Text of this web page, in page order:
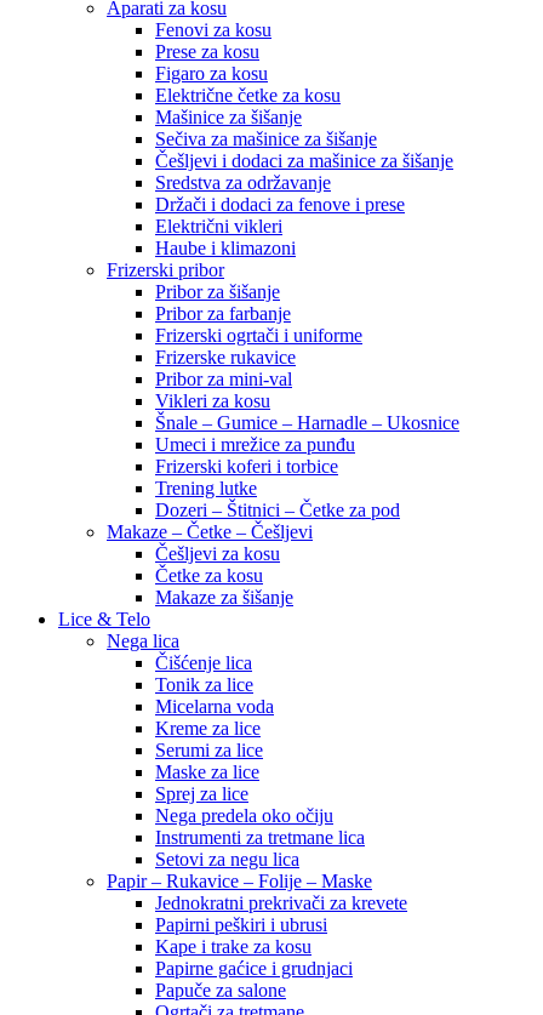
Aparati za kosu
Fenovi za kosu
Prese za kosu
Figaro za kosu
Električne četke za kosu
Mašinice za šišanje
Sečiva za mašinice za šišanje
Češljevi i dodaci za mašinice za šišanje
Sredstva za održavanje
Držači i dodaci za fenove i prese
Električni vikleri
Haube i klimazoni
Frizerski pribor
Pribor za šišanje
Pribor za farbanje
Frizerski ogrtači i uniforme
Frizerske rukavice
Pribor za mini-val
Vikleri za kosu
Šnale – Gumice – Harnadle – Ukosnice
Umeci i mrežice za punđu
Frizerski koferi i torbice
Trening lutke
Dozeri – Štitnici – Četke za pod
Makaze – Četke – Češljevi
Češljevi za kosu
Četke za kosu
Makaze za šišanje
Lice & Telo
Nega lica
Čišćenje lica
Tonik za lice
Micelarna voda
Kreme za lice
Serumi za lice
Maske za lice
Sprej za lice
Nega predela oko očiju
Instrumenti za tretmane lica
Setovi za negu lica
Papir – Rukavice – Folije – Maske
Jednokratni prekrivači za krevete
Papirni peškiri i ubrusi
Kape i trake za kosu
Papirne gaćice i grudnjaci
Papuče za salone